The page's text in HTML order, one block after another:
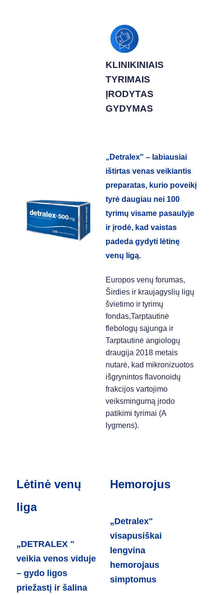
KLINIKINIAIS
TYRIMAIS
ĮRODYTAS
GYDYMAS
„Detralex" – labiausiai
ištirtas venas veikiantis​
preparatas, kurio poveikį
tyrė daugiau nei 100
tyrimų visame pasaulyje
ir įrodė, kad vaistas
padeda gydyti lėtinę
venų ligą.
Europos venų forumas,
Širdies ir kraujagyslių ligų
švietimo ir tyrimų
fondas,Tarptautinė
flebologų sąjunga ir
Tarptautinė angiologų
draugija 2018 metais
nutarė, kad mikronizuotos
išgrynintos flavonoidų
frakcijos vartojimo
veiksmingumą įrodo
patikimi tyrimai (A
lygmens).
Lėtinė venų
liga
„DETRALEX "
veikia venos viduje
– gydo ligos
priežastį ir šalina
Hemorojus
„Detralex"
visapusiškai
lengvina
hemorojaus
simptomus